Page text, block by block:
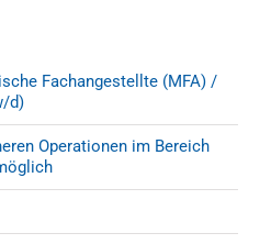
Fachangestellte (MFA) /
d)
Operationen im Bereich